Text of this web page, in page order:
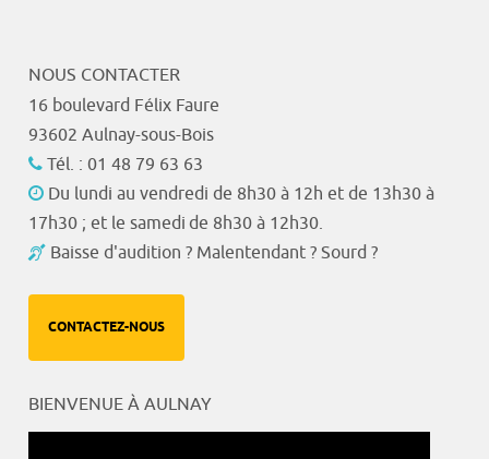
NOUS CONTACTER
16 boulevard Félix Faure
93602 Aulnay-sous-Bois
Tél. : 01 48 79 63 63
Du lundi au vendredi de 8h30 à 12h et de 13h30 à
17h30 ; et le samedi de 8h30 à 12h30.
Baisse d'audition ? Malentendant ? Sourd ?
CONTACTEZ-NOUS
BIENVENUE À AULNAY